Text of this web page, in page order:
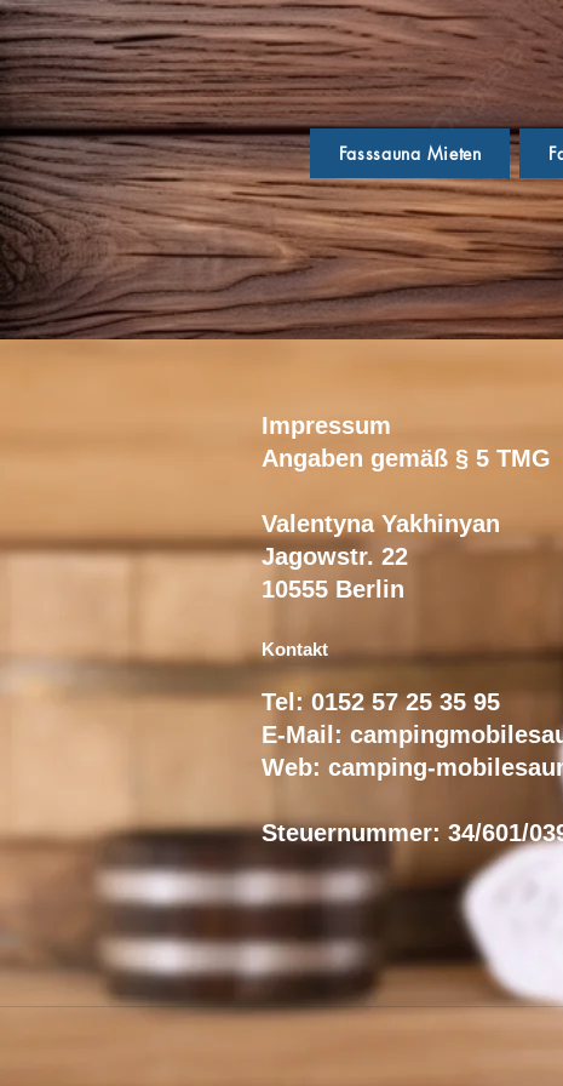
Fasssauna Mieten
Impressum
Angaben gemäß § 5 TMG
Valentyna Yakhinyan
Jagowstr. 22
10555 Berlin
Kontakt
Tel: 0152 57 25 35 95
E-Mail:
Web: camping-
Steuernummer: 34/601/